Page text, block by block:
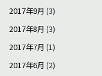
2017年9月 (3)
2017年8月 (3)
2017年7月 (1)
2017年6月 (2)